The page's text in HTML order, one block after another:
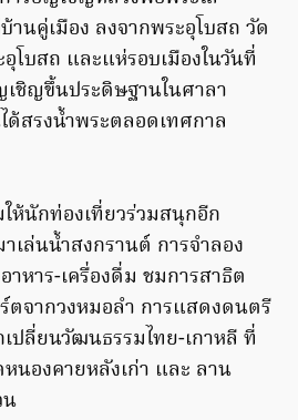
นคู่เมือง ลงจากพระอุโบสถ วัด
โบสถ และแห่รอบเมืองในวันที่
ชิญขึ้นประดิษฐานในศาลา
สรงน้ำพระตลอดเทศกาล
ห้นักท่องเที่ยวร่วมสนุกอีก
เล่นน้ำสงกรานต์ การจำลอง
หาร-เครื่องดื่ม ชมการสาธิต
ตจากวงหมอลำ การแสดงดนตรี
ลี่ยนวัฒนธรรมไทย-เกาหลี ที่
นองคายหลังเก่า และ ลาน